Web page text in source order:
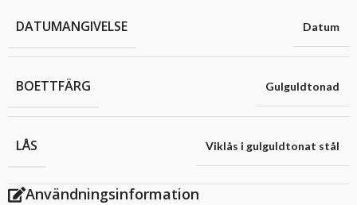
DATUMANGIVELSE Datum
BOETTFÄRG Gulguldtonad
LÅS Viklås i gulguldtonat stål
Användningsinformation